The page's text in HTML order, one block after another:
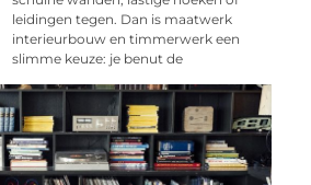
leidingen tegen. Dan is maatwerk
interieurbouw en timmerwerk een
slimme keuze: je benut de